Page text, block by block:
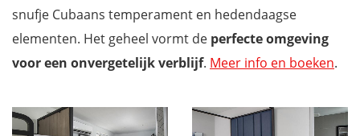
snufje Cubaans temperament en hedendaagse
elementen. Het geheel vormt de perfecte omgeving
voor een onvergetelijk verblijf. Meer info en boeken.